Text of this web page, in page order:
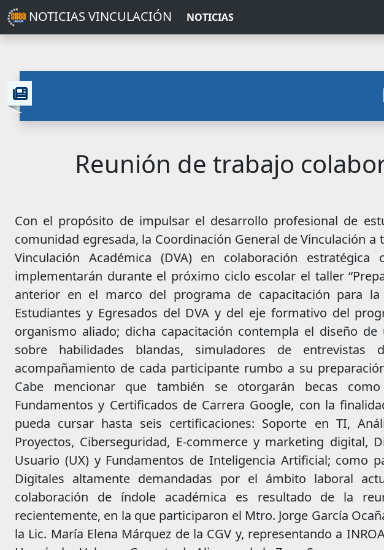
NOTICIAS VINCULACIÓN NOTICIAS
Reunión de trabajo
Con el propósito de impulsar el desarrollo profesional de
comunidad egresada, la Coordinación General de Vinculación
Vinculación Académica (DVA) en colaboración estratégica
implementarán durante el próximo ciclo escolar el taller
anterior en el marco del programa de capacitación para la
Estudiantes y Egresados del DVA y del eje formativo del
organismo aliado; dicha capacitación contempla el diseño
sobre habilidades blandas, simuladores de
acompañamiento de cada participante rumbo a su
Cabe mencionar que también se otorgarán becas
Fundamentos y Certificados de Carrera Google, con la
pueda cursar hasta seis certificaciones: Soporte en TI,
Proyectos, Ciberseguridad, E-commerce y marketing digital,
Usuario (UX) y Fundamentos de Inteligencia Artificial; como
Digitales altamente demandadas por el ámbito laboral
colaboración de índole académica es resultado de la
recientemente, en la que participaron el Mtro. Jorge García
la Lic. María Elena Márquez de la CGV y, representando a